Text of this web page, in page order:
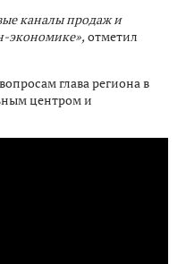
каналы продаж и
экономике», отметил
глава региона в
центром и